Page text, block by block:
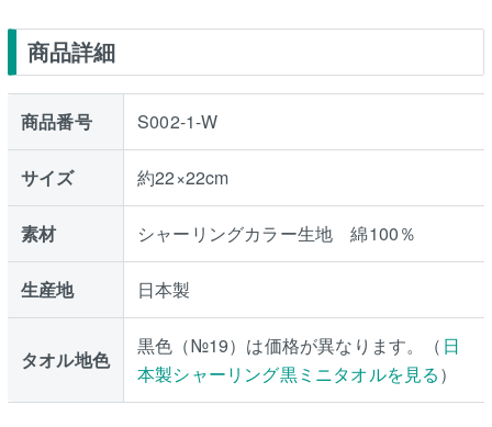
商品詳細
商品番号 S002-1-W
サイズ 約22×22cm
素材 シャーリングカラー生地 綿100％
生産地 日本製
タオル地色
黒色（№19）は価格が異なります。（ 日
本製シャーリング黒ミニタオルを見る）